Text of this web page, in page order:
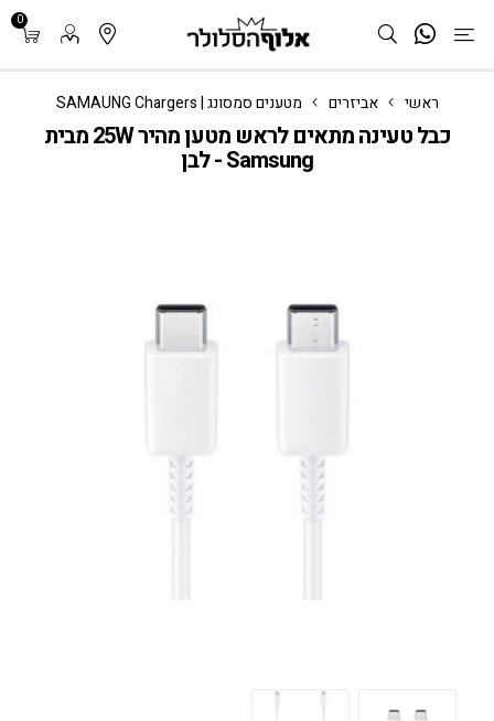
0
ראשי אביזרים מטענים סמסונג | SAMAUNG Chargers
כבל טעינה מתאים לראש מטען מהיר 25W מבית
Samsung - לבן